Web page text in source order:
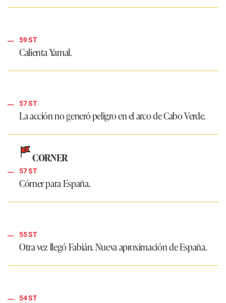
59 ST
Calienta Yamal.
57 ST
La acción no generó peligro en el arco de Cabo Verde.
CORNER
57 ST
Córner para España.
55 ST
Otra vez llegó Fabián. Nueva aproximación de España.
54 ST